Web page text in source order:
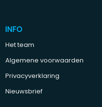
INFO
Het team
Algemene voorwaarden
Privacyverklaring
Nieuwsbrief